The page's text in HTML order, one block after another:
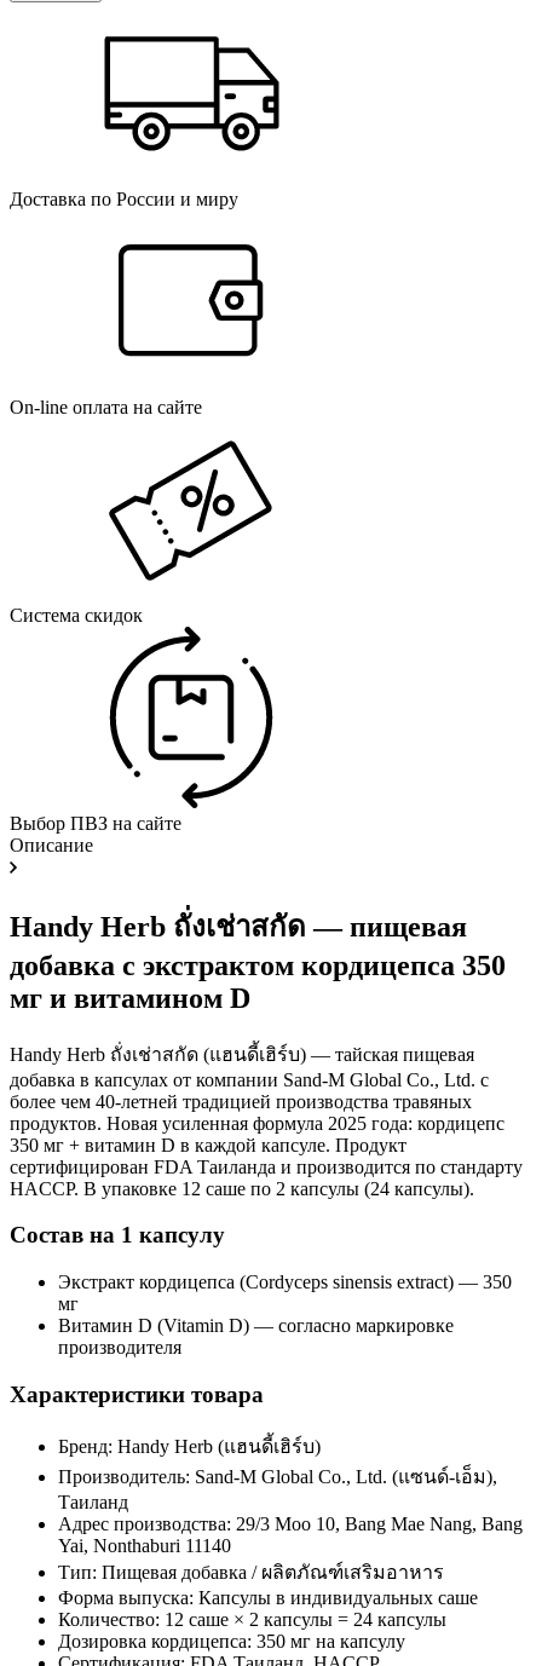
Доставка по России и миру
On-line оплата на сайте
Система скидок
Выбор ПВЗ на сайте
Описание
Handy Herb ถั่งเช่าสกัด — пищевая
добавка с экстрактом кордицепса 350
мг и витамином D
Handy Herb ถั่งเช่าสกัด (แฮนดี้เฮิร์บ) — тайская пищевая
добавка в капсулах от компании Sand-M Global Co., Ltd. с
более чем 40-летней традицией производства травяных
продуктов. Новая усиленная формула 2025 года: кордицепс
350 мг + витамин D в каждой капсуле. Продукт
сертифицирован FDA Таиланда и производится по стандарту
HACCP. В упаковке 12 саше по 2 капсулы (24 капсулы).
Состав на 1 капсулу
Экстракт кордицепса (Cordyceps sinensis extract) — 350
мг
Витамин D (Vitamin D) — согласно маркировке
производителя
Характеристики товара
Бренд: Handy Herb (แฮนดี้เฮิร์บ)
Производитель: Sand-M Global Co., Ltd. (แซนด์-เอ็ม),
Таиланд
Адрес производства: 29/3 Moo 10, Bang Mae Nang, Bang
Yai, Nonthaburi 11140
Тип: Пищевая добавка / ผลิตภัณฑ์เสริมอาหาร
Форма выпуска: Капсулы в индивидуальных саше
Количество: 12 саше × 2 капсулы = 24 капсулы
Дозировка кордицепса: 350 мг на капсулу